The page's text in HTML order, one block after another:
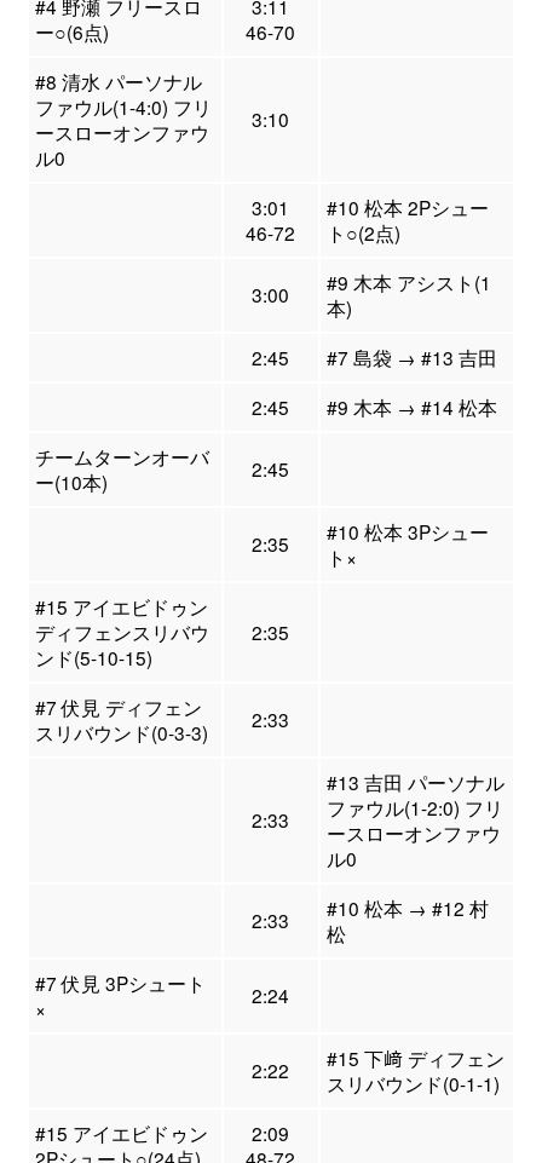
#4 野瀬 フリースロ
ー○(6点)
3:11
46-70
#8 清水 パーソナル
ファウル(1-4:0) フリ
ースローオンファウ
ル0
3:10
3:01
46-72
#10 松本 2Pシュー
ト○(2点)
3:00
#9 木本 アシスト(1
本)
2:45
#7 島袋 → #13 吉田
2:45
#9 木本 → #14 松本
チームターンオーバ
ー(10本)
2:45
2:35
#10 松本 3Pシュー
ト×
#15 アイエビドゥン
ディフェンスリバウ
ンド(5-10-15)
2:35
#7 伏見 ディフェン
スリバウンド(0-3-3)
2:33
2:33
#13 吉田 パーソナル
ファウル(1-2:0) フリ
ースローオンファウ
ル0
2:33
#10 松本 → #12 村
松
#7 伏見 3Pシュート
×
2:24
2:22
#15 下﨑 ディフェン
スリバウンド(0-1-1)
#15 アイエビドゥン
2:09